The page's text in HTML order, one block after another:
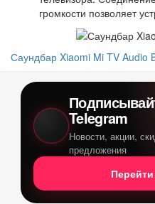
громкости позволяет
Саундбар Xiaomi Mi TV Audio
Telegram
Новости, акции,
предложения